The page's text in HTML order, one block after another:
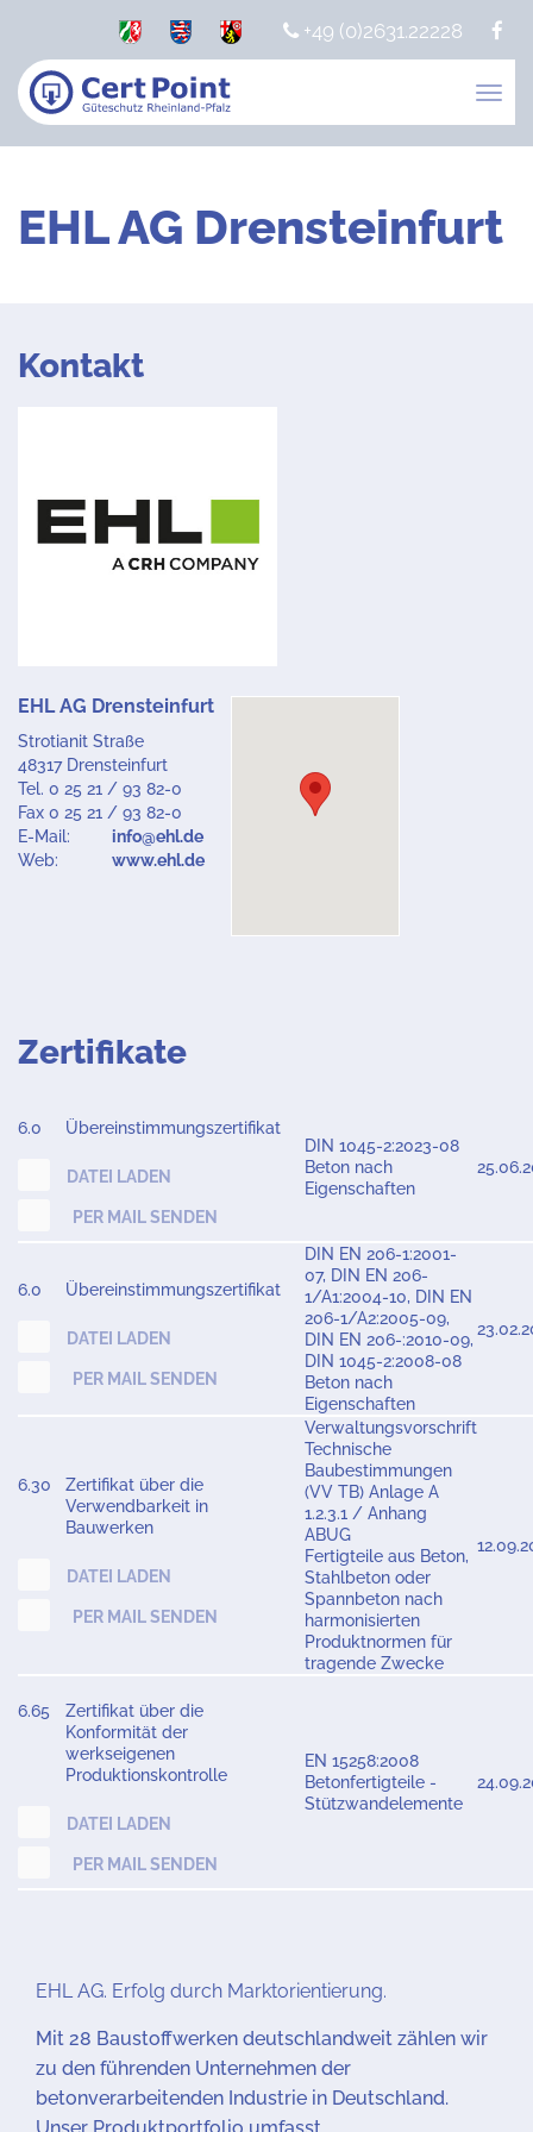
+49 (0)2631.22228
EHL AG Drensteinfurt
Kontakt
EHL AG Drensteinfurt
Strotianit Straße
48317 Drensteinfurt
Tel. 0 25 21 / 93 82-0
Fax 0 25 21 / 93 82-0
E-Mail:
info@ehl.de
Web:
www.ehl.de
Zertifikate
6.0 Übereinstimmungszertifikat
DATEI LADEN
PER MAIL SENDEN
DIN 1045-2:2023-08
Beton nach
Eigenschaften
6.0 Übereinstimmungszertifikat
DATEI LADEN
PER MAIL SENDEN
DIN EN 206-1:2001-
07, DIN EN 206-
1/A1:2004-10, DIN EN
206-1/A2:2005-09,
DIN EN 206-:2010-09,
DIN 1045-2:2008-08
Beton nach
Eigenschaften
6.30
Zertifikat über die
Verwendbarkeit in
Bauwerken
DATEI LADEN
PER MAIL SENDEN
Verwaltungsvorschrift
Technische
Baubestimmungen
(VV TB) Anlage A
1.2.3.1 / Anhang
ABUG
Fertigteile aus Beton,
Stahlbeton oder
Spannbeton nach
harmonisierten
Produktnormen für
tragende Zwecke
6.65
Zertifikat über die
Konformität der
werkseigenen
Produktionskontrolle
DATEI LADEN
PER MAIL SENDEN
EN 15258:2008
Betonfertigteile -
Stützwandelemente
EHL AG. Erfolg durch Marktorientierung.
Mit 28 Baustoffwerken deutschlandweit zählen wir
zu den führenden Unternehmen der
betonverarbeitenden Industrie in Deutschland.